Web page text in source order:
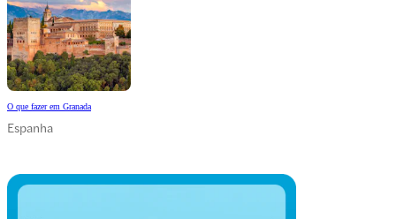
O que fazer em Granada
Espanha